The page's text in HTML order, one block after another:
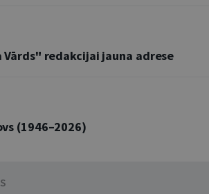
redakcijai jauna adrese
(1946–2026)